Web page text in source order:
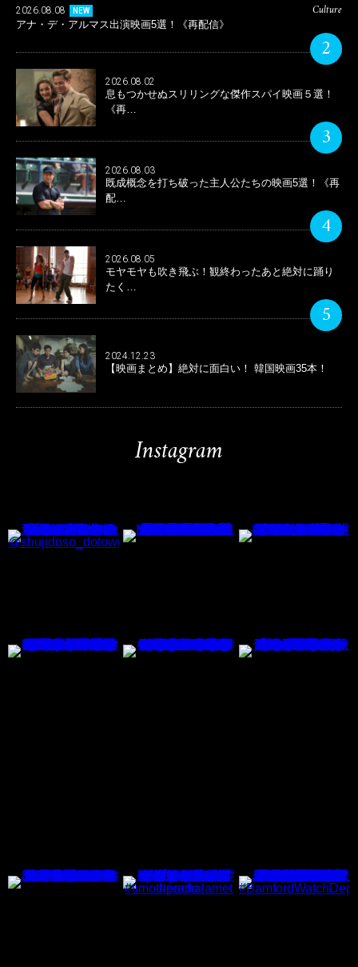
Culture
2026.08.08 NEW
アナ・デ・アルマス出演映画5選！《再配信》
2
2026.08.02
息もつかせぬスリリングな傑作スパイ映画５選！
《再…
3
2026.08.03
既成概念を打ち破った主人公たちの映画5選！《再
配…
4
2026.08.05
モヤモヤも吹き飛ぶ！観終わったあと絶対に踊り
たく…
5
2024.12.23
【映画まとめ】絶対に面白い！ 韓国映画35本！
Instagram